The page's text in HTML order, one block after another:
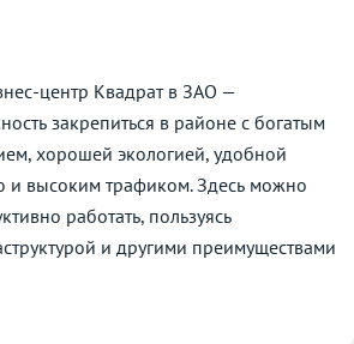
центр Квадрат в ЗАО —
закрепиться в районе с богатым
хорошей экологией, удобной
и высоким трафиком. Здесь можно
работать, пользуясь
и другими преимуществами